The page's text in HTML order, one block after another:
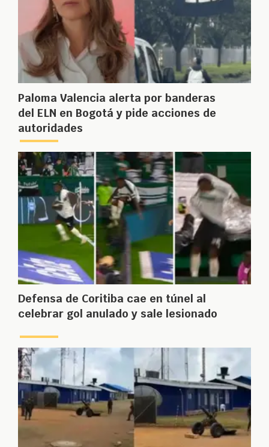
Paloma Valencia alerta por banderas
del ELN en Bogotá y pide acciones de
autoridades
Defensa de Coritiba cae en túnel al
celebrar gol anulado y sale lesionado